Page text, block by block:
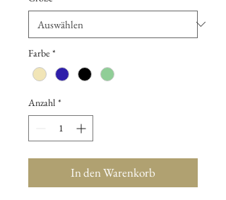
Farbe *
Anzahl *
In den Warenkorb